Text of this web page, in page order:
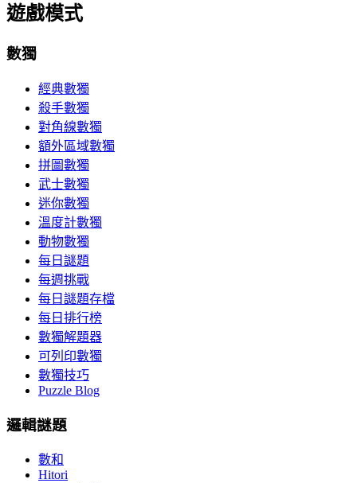
遊戲模式
數獨
經典數獨
殺手數獨
對角線數獨
額外區域數獨
拼圖數獨
武士數獨
迷你數獨
溫度計數獨
動物數獨
每日謎題
每週挑戰
每日謎題存檔
每日排行榜
數獨解題器
可列印數獨
數獨技巧
Puzzle Blog
邏輯謎題
數和
Hitori